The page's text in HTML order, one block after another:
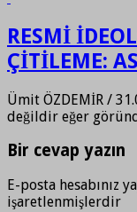
RESMİ
ÇİTİLEME:
Ümit ÖZDEMİR /
değildir eğer
Bir cevap yazın
E-posta hesabınız
işaretlenmişlerdir